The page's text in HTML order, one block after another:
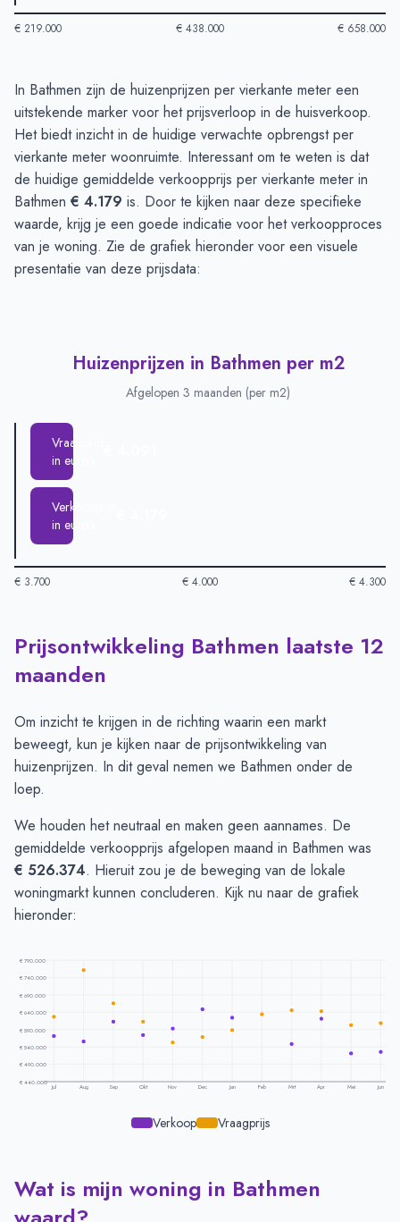
€ 219.000 € 438.000 € 658.000
Huizenprijzen in Bathmen-Afgelopen 3 maanden
Type
Bedrag
Vraagprijs in euro's
€ 608.214
Verkoopprijs in euro's
€ 526.374
In Bathmen zijn de huizenprijzen per vierkante meter een
uitstekende marker voor het prijsverloop in de huisverkoop.
Het biedt inzicht in de huidige verwachte opbrengst per
vierkante meter woonruimte. Interessant om te weten is dat
de huidige gemiddelde verkoopprijs per vierkante meter in
Bathmen € 4.179 is. Door te kijken naar deze specifieke
waarde, krijg je een goede indicatie voor het verkoopproces
van je woning. Zie de grafiek hieronder voor een visuele
presentatie van deze prijsdata:
Huizenprijzen in Bathmen per m2
Afgelopen 3 maanden (per m2)
Vraagprijs
in euro's
Verkoopprijs
in euro's
€ 3.700 € 4.000 € 4.300
Huizenprijzen in Bathmen per m2-Afgelopen 3 maanden (per
Type
Vraagprijs in euro's
Verkoopprijs in euro's
€ 4.179
Prijsontwikkeling Bathmen laatste 12
maanden
Om inzicht te krijgen in de richting waarin een markt
beweegt, kun je kijken naar de prijsontwikkeling van
huizenprijzen. In dit geval nemen we Bathmen onder de
loep.
We houden het neutraal en maken geen aannames. De
gemiddelde verkoopprijs afgelopen maand in Bathmen was
€ 526.374. Hieruit zou je de beweging van de lokale
woningmarkt kunnen concluderen. Kijk nu naar de grafiek
hieronder:
€ 790.000
€ 740.000
€ 690.000
€ 640.000
€ 590.000
€ 540.000
€ 490.000
€ 440.000
Jul Aug Sep Okt Nov Dec Jan Feb Mrt Apr Mei Jun
Verkoop Vraagprijs
Prijsontwikkeling per maand -Bathmen
Vraagprijs
Verkoopprijs
Wat is mijn woning in Bathmen